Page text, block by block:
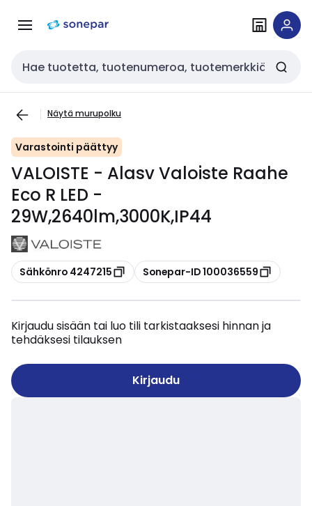
navigointiinsisältöön
Haku
Näytä murupolku
Varastointi päättyy
VALOISTE - Alasv Valoiste Raahe
Eco R LED -
29W,2640lm,3000K,IP44
Kopioi
Sähkönro 4247215 Kopioi
Sonepar-ID 100036559
Kirjaudu sisään tai luo tili tarkistaaksesi hinnan ja
tehdäksesi tilauksen
Kirjaudu